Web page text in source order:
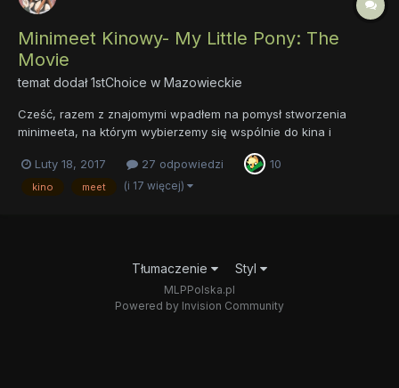
Minimeet Kinowy- My Little Pony: The
Movie
temat dodał1stChoice w Mazowieckie
Cześć, razem z znajomymi wpadłem na pomysł stworzenia
minimeeta, na którym wybierzemy się wspólnie do kina i
premierę będzie mieć w październiku. Kilka informacji: Gdzie?-
Warszawa, Złote Tarasy, Kino....
Luty 18, 2017 27 odpowiedzi 10
kino meet (i 17 więcej)
Tłumaczenie Styl
MLPPolska.pl
Powered by Invision Community